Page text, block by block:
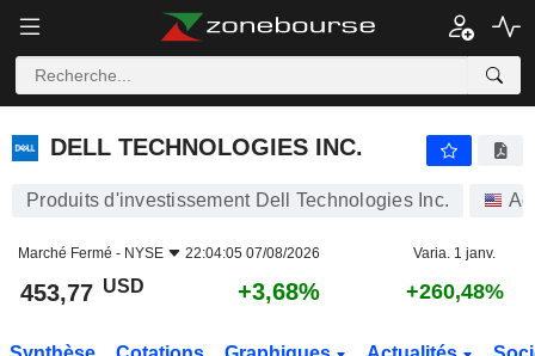
DELL TECHNOLOGIES INC.
DELL TECHNOLOGIES INC.
Produits d'investissement Dell Technologies Inc.
Marché Fermé - NYSE 22:04:05 07/08/2026 Varia. 1 janv.
453,77 USD +3,68% +260,48%